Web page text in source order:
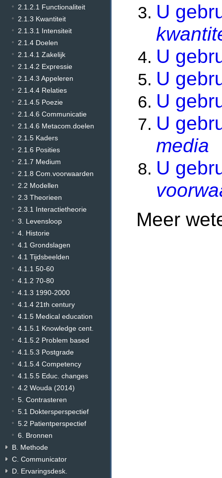
2.1.2.1 Functionaliteit
2.1.3 Kwantiteit
2.1.3.1 Intensiteit
2.1.4 Doelen
2.1.4.1 Zakelijk
2.1.4.2 Expressie
2.1.4.3 Appeleren
2.1.4.4 Relaties
2.1.4.5 Poezie
2.1.4.6 Communicatie
2.1.4.6 Metacom.doelen
2.1.5 Kaders
2.1.6 Posities
2.1.7 Medium
2.1.8 Com.voorwaarden
2.2 Modellen
2.3 Theorieen
2.3.1 Interactietheorie
3. Levensloop
4. Historie
4.1 Grondslagen
4.1 Tijdsbeelden
4.1.1 50-60
4.1.2 70-80
4.1.3 1990-2000
4.1.4 21th century
4.1.5 Medical education
4.1.5.1 Knowledge cent.
4.1.5.2 Problem based
4.1.5.3 Postgrade
4.1.5.4 Competency
4.1.5.5 Educ. changes
4.2 Wouda (2014)
5. Contrasteren
5.1 Doktersperspectief
5.2 Patientperspectief
6. Bronnen
B. Methode
C. Communicator
D. Ervaringsdesk.
U
U
U
U
U
media
U
Meer